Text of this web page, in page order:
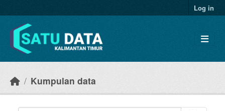
Log in
Kumpulan data